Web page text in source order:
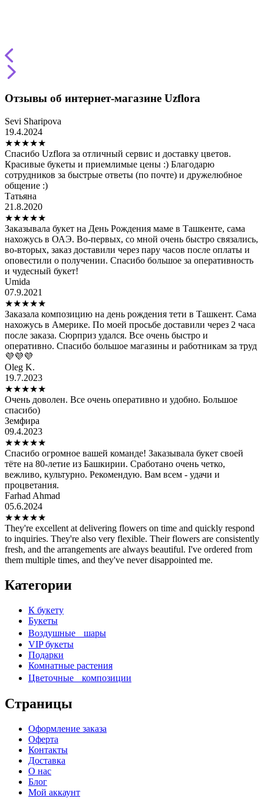
Отзывы об интернет-магазине Uzflora
Sevi Sharipova
19.4.2024
★★★★★
Спасибо Uzflora за отличный сервис и доставку цветов.
Красивые букеты и приемлимые цены :) Благодарю
сотрудников за быстрые ответы (по почте) и дружелюбное
общение :)
Татьяна
21.8.2020
★★★★★
Заказывала букет на День Рождения маме в Ташкенте, сама
нахожусь в ОАЭ. Во-первых, со мной очень быстро связались,
во-вторых, заказ доставили через пару часов после оплаты и
оповестили о получении. Спасибо большое за оперативность
и чудесный букет!
Umida
07.9.2021
★★★★★
Заказала композицию на день рождения тети в Ташкент. Сама
нахожусь в Америке. По моей просьбе доставили через 2 часа
после заказа. Сюрприз удался. Все очень быстро и
оперативно. Спасибо большое магазины и работникам за труд
💜💜💜
Oleg K.
19.7.2023
★★★★★
Очень доволен. Все очень оперативно и удобно. Большое
спасибо)
Земфира
09.4.2023
★★★★★
Спасибо огромное вашей команде! Заказывала букет своей
тёте на 80-летие из Башкирии. Сработано очень четко,
вежливо, культурно. Рекомендую. Вам всем - удачи и
процветания.
Farhad Ahmad
05.6.2024
★★★★★
They're excellent at delivering flowers on time and quickly respond
to inquiries. They're also very flexible. Their flowers are consistently
fresh, and the arrangements are always beautiful. I've ordered from
them multiple times, and they've never disappointed me.
Категории
К букету
Букеты
Воздушные шары
VIP букеты
Подарки
Комнатные растения
Цветочные композиции
Страницы
Оформление заказа
Оферта
Контакты
Доставка
О нас
Блог
Мой аккаунт